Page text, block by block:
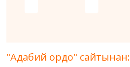
"Адабий ордо" сайтынан: